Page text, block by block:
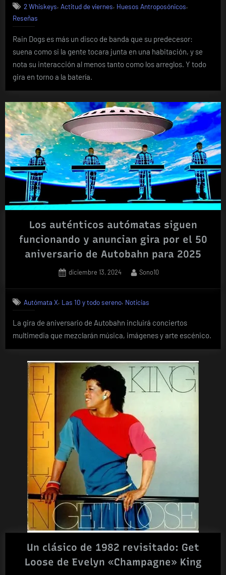
2 Whiskeys, Actitud de viernes, Huesos Antroposónicos,
Reseñas
Rain Dogs es más un disco de banda que su predecesor:
suena como si la gente tocara junta en una habitación, y se
nota su interacción al menos tanto como los arreglos. Y todo
gira en torno a la batería.
Los auténticos autómatas siguen
funcionando y anuncian gira por el 50
aniversario de Autobahn para 2025
Posted
diciembre 13, 2024 By
Sono10
Autómata X, Las 10 y todo sereno, Noticias
La gira de aniversario de Autobahn incluirá conciertos
multimedia que mezclarán música, imágenes y arte escénico.
Un clásico de 1982 revisitado: Get
Loose de Evelyn «Champagne» King